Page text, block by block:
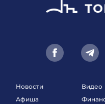
Новости
Афиша
Видео